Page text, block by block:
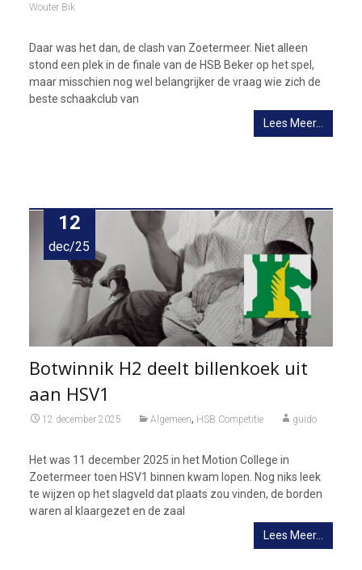
Wouter Bik
Daar was het dan, de clash van Zoetermeer. Niet alleen
stond een plek in de finale van de HSB Beker op het spel,
maar misschien nog wel belangrijker de vraag wie zich de
beste schaakclub van
Lees Meer…
12
dec/25
Botwinnik H2 deelt billenkoek uit
aan HSV1
12 december 2025 Algemeen, HSB Competitie guido
Het was 11 december 2025 in het Motion College in
Zoetermeer toen HSV1 binnen kwam lopen. Nog niks leek
te wijzen op het slagveld dat plaats zou vinden, de borden
waren al klaargezet en de zaal
Lees Meer…